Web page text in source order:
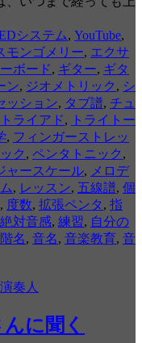
システム, YouTube,
モンゴメリー, エクサ
ボード, ギター, ギタ
ン, ジオメトリック , シ
ッション, タブ譜, チュ
トライアド,
トライトー
, フィンガーストレッ
ク , ペンタトニック ,
ャースケール, メロデ
, レッスン, 五線譜, 個
, 度数, 拡張ペンタ , 指
絶対音感, 練習, 自分の
階名, 音名, 音楽教育, 音
奏人
に聞く